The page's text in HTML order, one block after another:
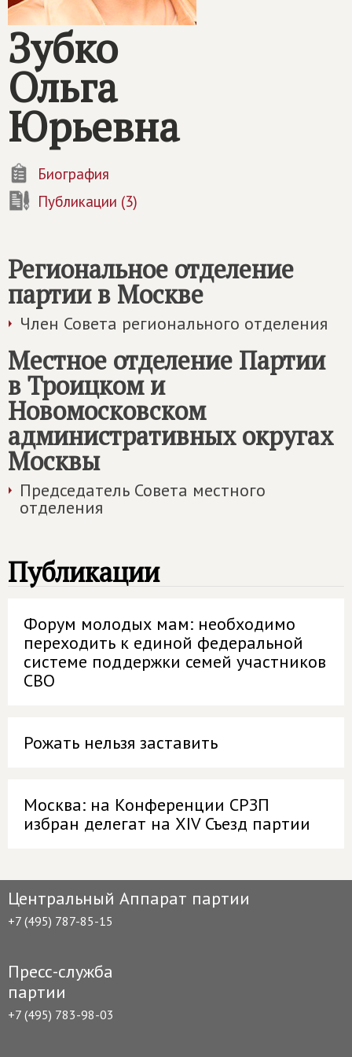
Зубко
Ольга
Юрьевна
Биография
Публикации (3)
Региональное отделение
партии в Москве
Член Совета регионального отделения
Местное отделение Партии
в Троицком и
Новомосковском
административных округах
Москвы
Председатель Совета местного
отделения
Публикации
Форум молодых мам: необходимо
переходить к единой федеральной
системе поддержки семей участников
СВО
Рожать нельзя заставить
Москва: на Конференции СРЗП
избран делегат на XIV Съезд партии
Центральный Аппарат партии
+7 (495) 787-85-15
Пресс-служба
партии
+7 (495) 783-98-03